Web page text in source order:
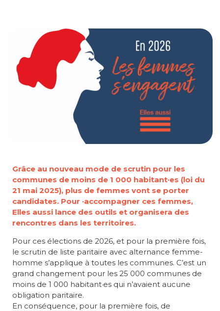
Grâce au nouveau mode de scrutin pour les
communes de moins de 1 000 habitant·es (loi du
21 mai 2025), plus de femmes vont se porter
candidates. Pour ·accompagner ces femmes,
Elles aussi lance des outils et organisera des
rencontres dans les territoires.
Pour ces élections de 2026, et pour la première fois,
le scrutin de liste paritaire avec alternance femme-
homme s’applique à toutes les communes. C’est un
grand changement pour les 25 000 communes de
moins de 1 000 habitant·es qui n’avaient aucune
obligation paritaire.
En conséquence, pour la première fois, de